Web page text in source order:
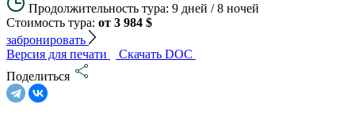
Продолжительность тура: 9 дней / 8 ночей
Стоимость тура: от 3 984 $
забронировать
Версия для печати
Скачать DOC
Поделиться